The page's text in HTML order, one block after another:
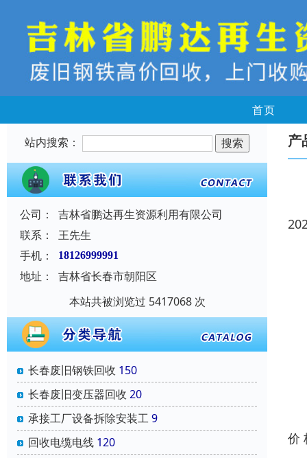
首页
站内搜索：
公司：
吉林省鹏达再生资源利用有限公司
联系：
王先生
手机：
18126999991
地址：
吉林省长春市朝阳区
本站共被浏览过 5417068 次
长春废旧钢铁回收 150
长春废旧变压器回收 20
承接工厂设备拆除安装工9
回收电缆电线 120
产
价